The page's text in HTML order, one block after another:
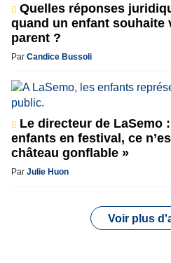
Quelles réponses
quand un enfant souhaite
parent ?
Par Candice Bussoli
Le directeur de LaSemo
enfants en festival, ce
château gonflable »
Par Julie Huon
Voir plus